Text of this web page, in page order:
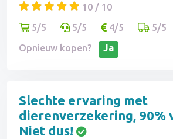
10 / 10
5/5
5/5 4/5
5/5
Opnieuw kopen?
Ja
Slechte ervaring met
dierenverzekering, 90%
Niet dus!